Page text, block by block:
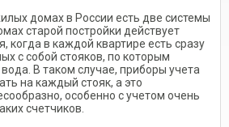
домах в России есть две системы
старой постройки действует
когда в каждой квартире есть сразу
с собой стояков, по которым
В таком случае, приборы учета
на каждый стояк, а это
особенно с учетом очень
счетчиков.